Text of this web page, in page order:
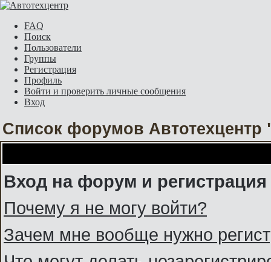
FAQ
Поиск
Пользователи
Группы
Регистрация
Профиль
Войти и проверить личные сообщения
Вход
Список форумов Автотехцентр
Вход на форум и регистрация
Почему я не могу войти?
Зачем мне вообще нужно